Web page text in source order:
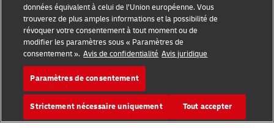
Suivez-nous
2026 © - all rights reserved
données équivalent à celui de l’Union européenne. Vous
trouverez de plus amples informations et la possibilité de
révoquer votre consentement à tout moment ou de
modifier les paramètres sous « Paramètres de
consentement ». Avis de confidentialité Avis juridique
Paramètres de consentement
Strictement nécessaire uniquement Tout accepter